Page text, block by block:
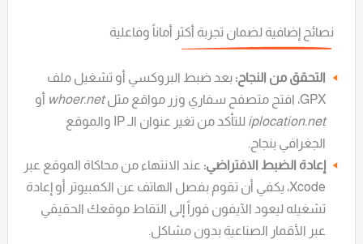
نصائح إضافية لضمان تجربة أكثر أماناً وفاعلية
التحقق من النجاح: بعد ضبط البروكسي أو تشغيل ملف
GPX، افتح متصفح سفاري وزر مواقع مثل
whoer.net أو
iplocation.net
للتأكد من تغير عنوان الـ IP والموقع
الجغرافي بنجاح.
إعادة الضبط الافتراضي: عند الانتهاء من محاكاة الموقع عبر
Xcode، يكفي أن تقوم بفصل الهاتف عن الكمبيوتر أو إعادة
تشغيله ليعود الآيفون فوراً إلى التقاط موقعك الحقيقي
عبر الأقمار الصناعية بدون مشاكل.